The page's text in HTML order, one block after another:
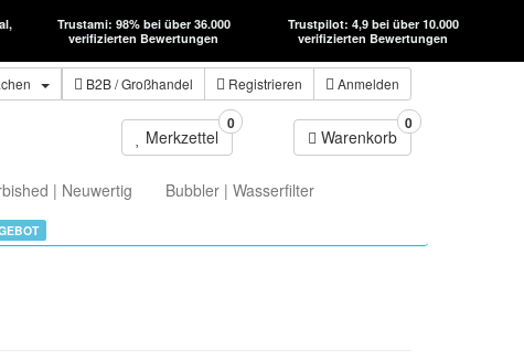
Trustami: 98% bei über 36.000
verifizierten Bewertungen
Trustpilot: 4,9 bei über 10.000
verifizierten Bewertungen
B2B/ Großhandel Registrieren Anmelden
Merkzettel
0 0
Warenkorb
| Neuwertig
Bubbler | Wasserfilter